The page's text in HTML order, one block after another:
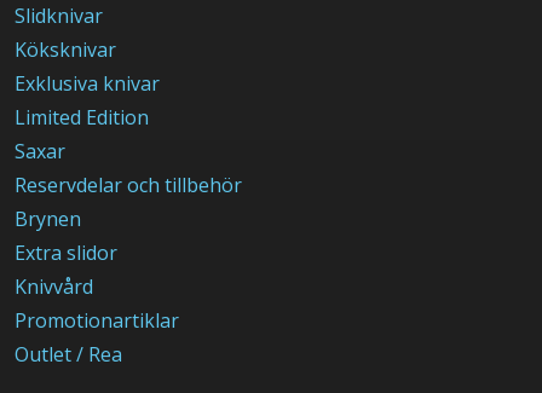
Slidknivar
Köksknivar
Exklusiva knivar
Limited Edition
Saxar
Reservdelar och tillbehör
Brynen
Extra slidor
Knivvård
Promotionartiklar
Outlet / Rea